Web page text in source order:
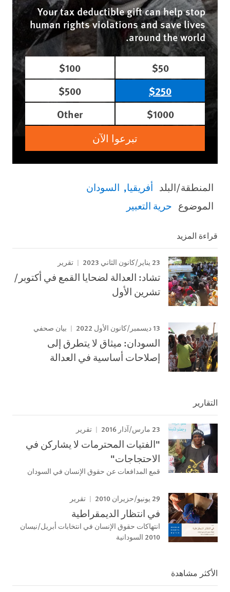
Your tax deductible gift can help stop
human rights violations and save lives
around the world.
$50
$100
$250
$500
$1000
Other
تبرعوا الآن
المنطقة/البلد أفريقيا السودان
الموضوع حرية التعبير
قراءة المزيد
23 يناير/كانون الثاني 2023 تقرير
تشاد: العدالة لضحايا القمع في أكتوبر/
تشرين الأول
13 ديسمبر/كانون الأول 2022 بيان صحفي
السودان: ميثاق لا يتطرق إلى
إصلاحات أساسية في العدالة
التقارير
23 مارس/آذار 2016 تقرير
"الفتيات المحترمات لا يشاركن في
الاحتجاجات"
قمع المدافعات عن حقوق الإنسان في السودان
29 يونيو/حزيران 2010 تقرير
في انتظار الديمقراطية
انتهاكات حقوق الإنسان في انتخابات أبريل/نيسان
2010 السودانية
الأكثر مشاهدة